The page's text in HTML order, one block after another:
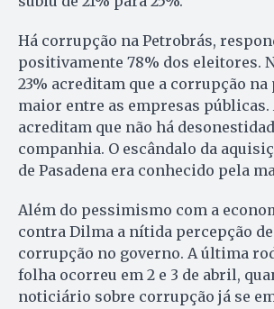
Há corrupção na Petrobrás,
positivamente 78% dos eleitores.
23% acreditam que a corrupção
maior entre as empresas públicas.
acreditam que não há
companhia. O escândalo da
de Pasadena era conhecido pela
Além do pessimismo com a
contra Dilma a nítida percepção
corrupção no governo. A última
folha ocorreu em 2 e 3 de abril,
noticiário sobre corrupção já se